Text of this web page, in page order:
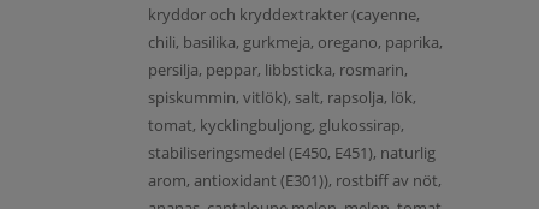
kryddor och kryddextrakter (cayenne,
chili, basilika, gurkmeja, oregano, paprika,
persilja, peppar, libbsticka, rosmarin,
spiskummin, vitlök), salt, rapsolja, lök,
tomat, kycklingbuljong, glukossirap,
stabiliseringsmedel (E450, E451), naturlig
arom, antioxidant (E301)), rostbiff av nöt,